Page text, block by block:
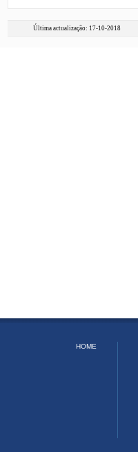
Última actualização: 17-10-2018
HOME